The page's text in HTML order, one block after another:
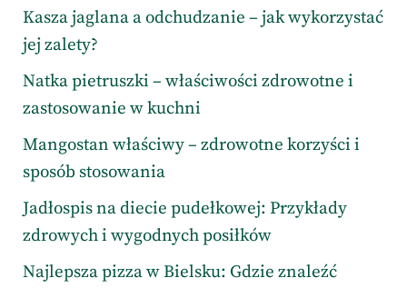
Kasza jaglana a odchudzanie – jak wykorzystać
jej zalety?
Natka pietruszki – właściwości zdrowotne i
zastosowanie w kuchni
Mangostan właściwy – zdrowotne korzyści i
sposób stosowania
Jadłospis na diecie pudełkowej: Przykłady
zdrowych i wygodnych posiłków
Najlepsza pizza w Bielsku: Gdzie znaleźć